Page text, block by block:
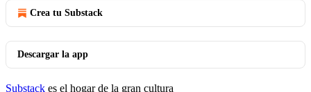
Crea tu Substack
Descargar la app
Substack es el hogar de la gran cultura